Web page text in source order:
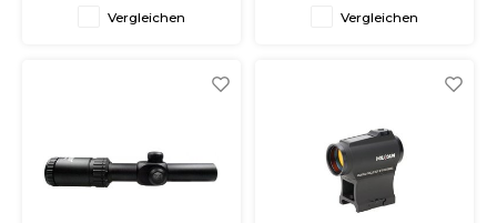
Vergleichen Vergleichen